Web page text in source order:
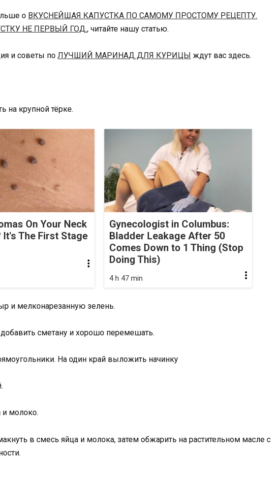
о ВКУСНЕЙШАЯ КАПУСТКА ПО САМОМУ ПРОСТОМУ РЕЦЕПТУ.
НЕ ПЕРВЫЙ ГОД., читайте нашу статью.
и советы по ЛУЧШИЙ МАРИНАД ДЛЯ КУРИЦЫ ждут вас здесь.
на крупной тёрке.
On Your Neck
It's The First Stage
Gynecologist in Columbus:
Bladder Leakage After 50
Comes Down to 1 Thing (Stop
Doing This)
4 h 47 min
и мелконарезанную зелень.
сметану и хорошо перемешать.
На один край выложить начинку
молоко.
в смесь яйца и молока, затем обжарить на растительном масле с